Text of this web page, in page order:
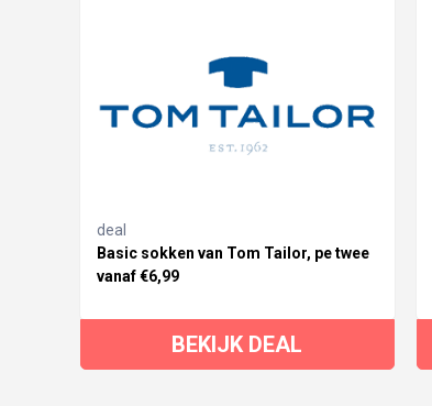
deal
Basic sokken van Tom Tailor, pe twee
vanaf €6,99
BEKIJK DEAL